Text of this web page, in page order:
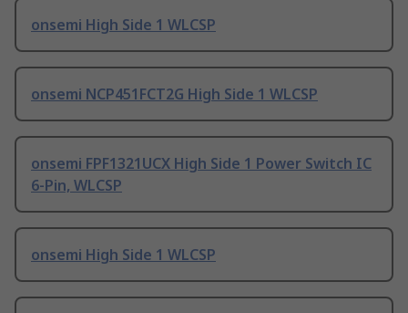
onsemi High Side 1 WLCSP
onsemi NCP451FCT2G High Side 1 WLCSP
onsemi FPF1321UCX High Side 1 Power Switch IC
6-Pin, WLCSP
onsemi High Side 1 WLCSP